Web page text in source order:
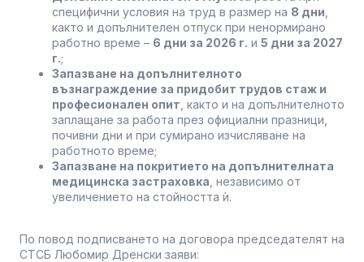
специфични условия на труд в размер на 8 дни
както и допълнителен отпуск при ненормирано
работно време – 6 дни за 2026 г. и 5 дни за 2027
г.;
Запазване на допълнителното
възнаграждение за придобит трудов стаж и
професионален опит , както и на допълнителното
заплащане за работа през официални празници,
почивни дни и при сумирано изчисляване на
работното време;
Запазване на покритието на допълнителната
медицинска застраховка , независимо от
увеличението на стойността ѝ.
По повод подписването на договора председателят на
СТСБ Любомир Дренски заяви: